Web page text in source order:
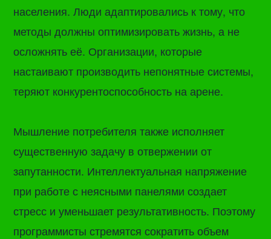
населения. Люди адаптировались к тому, что
методы должны оптимизировать жизнь, а не
осложнять её. Организации, которые
настаивают производить непонятные системы,
теряют конкурентоспособность на арене.
Мышление потребителя также исполняет
существенную задачу в отвержении от
запутанности. Интеллектуальная напряжение
при работе с неясными панелями создает
стресс и уменьшает результативность. Поэтому
программисты стремятся сократить объем